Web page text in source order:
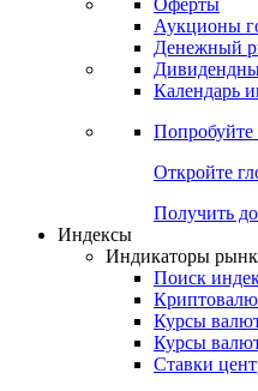
Аукционы
Денежный
Календарь
Попробуйте
Откройте
Получить
Индексы
Индикаторы
Поиск
Курсы
Курсы
Ставки